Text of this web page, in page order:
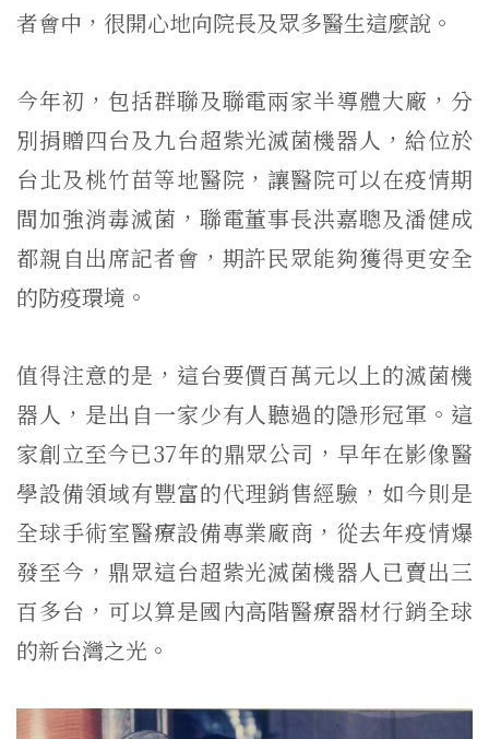
者會中，很開心地向院長及眾多醫生這麼說。
今年初，包括群聯及聯電兩家半導體大廠，分
別捐贈四台及九台超紫光滅菌機器人，給位於
台北及桃竹苗等地醫院，讓醫院可以在疫情期
間加強消毒滅菌，聯電董事長洪嘉聰及潘健成
都親自出席記者會，期許民眾能夠獲得更安全
的防疫環境。
值得注意的是，這台要價百萬元以上的滅菌機
器人，是出自一家少有人聽過的隱形冠軍。這
家創立至今已37年的鼎眾公司，早年在影像醫
學設備領域有豐富的代理銷售經驗，如今則是
全球手術室醫療設備專業廠商，從去年疫情爆
發至今，鼎眾這台超紫光滅菌機器人已賣出三
百多台，可以算是國內高階醫療器材行銷全球
的新台灣之光。